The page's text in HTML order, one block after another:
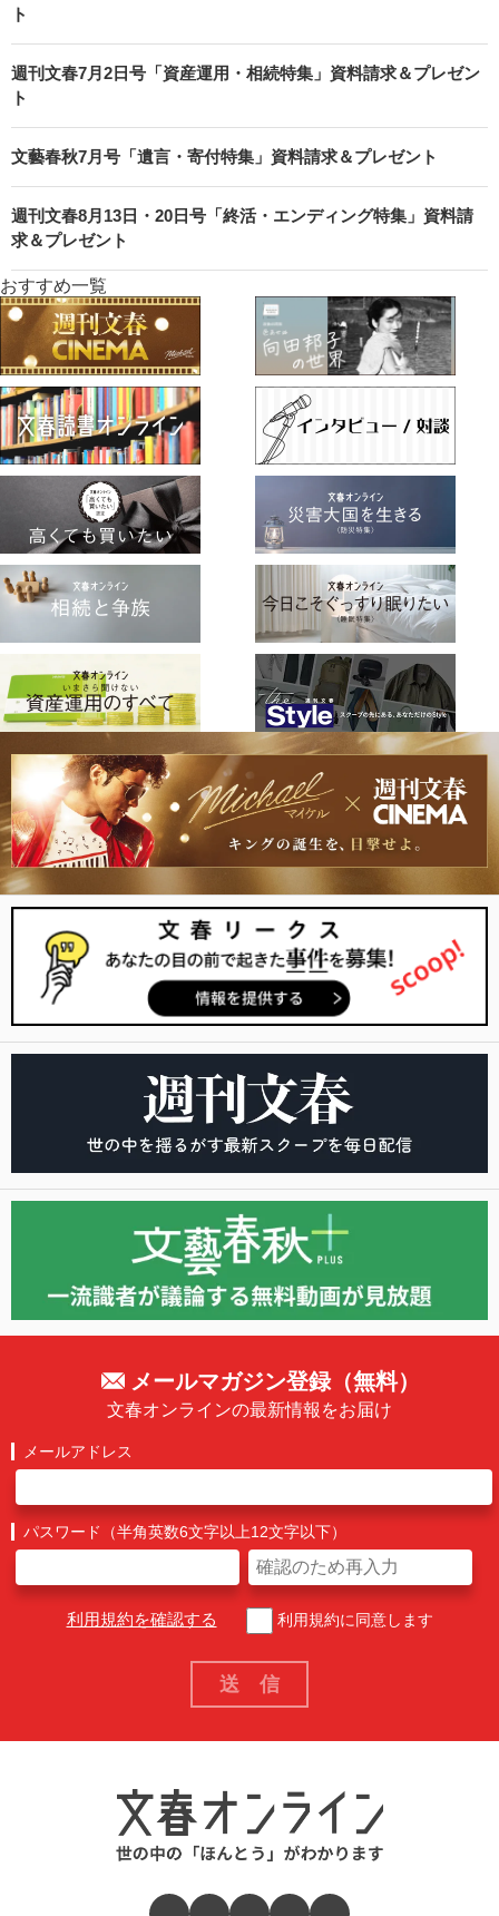
ト
週刊文春7月2日号「資産運用・相続特集」資料請求＆プレゼン
ト
文藝春秋7月号「遺言・寄付特集」資料請求＆プレゼント
週刊文春8月13日・20日号「終活・エンディング特集」資料請
求＆プレゼント
おすすめ一覧
メールマガジン登録（無料）
文春オンラインの最新情報をお届け
メールアドレス
パスワード（半角英数6文字以上12文字以下）
利用規約を確認する 利用規約に同意します